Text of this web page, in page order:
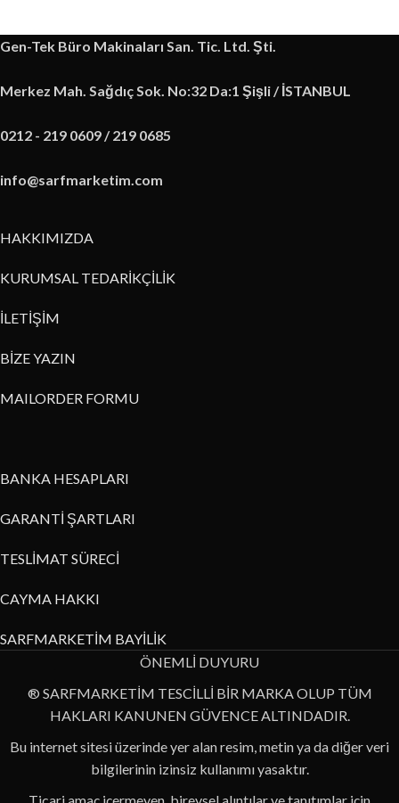
Gen-Tek Büro Makinaları San. Tic. Ltd. Şti.
Merkez Mah. Sağdıç Sok. No:32 Da:1 Şişli / İSTANBUL
0212 - 219 0609 / 219 0685
info@sarfmarketim.com
HAKKIMIZDA
KURUMSAL TEDARİKÇİLİK
İLETİŞİM
BİZE YAZIN
MAILORDER FORMU
BANKA HESAPLARI
GARANTİ ŞARTLARI
TESLİMAT SÜRECİ
CAYMA HAKKI
SARFMARKETİM BAYİLİK
ÖNEMLİ DUYURU
® SARFMARKETİM TESCİLLİ BİR MARKA OLUP TÜM
HAKLARI KANUNEN GÜVENCE ALTINDADIR.
Bu internet sitesi üzerinde yer alan resim, metin ya da diğer veri
bilgilerinin izinsiz kullanımı yasaktır.